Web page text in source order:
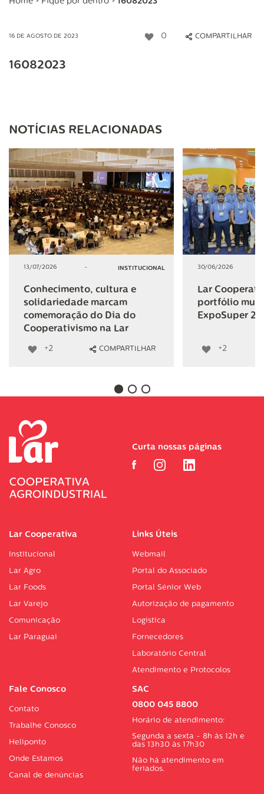
16 DE AGOSTO DE 2023 0 COMPARTILHAR
16082023
NOTÍCIAS RELACIONADAS
13/07/2026 - INSTITUCIONAL
Conhecimento, cultura e
solidariedade marcam
comemoração do Dia do
Cooperativismo na Lar
+2 COMPARTILHAR
30/06/2026
Lar
portfólio
ExpoSuper
+2
Lar Cooperativa
Institucional
Lar Agro
Lar Foods
Lar Varejo
Comunicação
Lar Paraguai
Links Úteis
Webmail
Portal do Associado
Portal Sénior Web
Autorização de pagamento
Logística
Fornecedores
Laboratório Central
Atendimento e Protocolos
Fale Conosco
Contato
Trabalhe Conosco
Heliponto
Onde Estamos
Canal de denúncias
SAC
0800 045 8800
Horário de atendimento:
Segunda a sexta - 8h às 12h e
das 13h30 às 17h30
Não há atendimento em
feriados.
Curta nossas páginas